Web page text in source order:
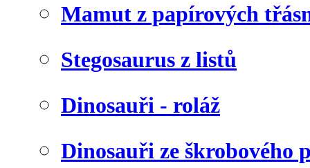
Mamut z papírových
Stegosaurus z listů
Dinosauři - roláž
Dinosauři ze škrobového